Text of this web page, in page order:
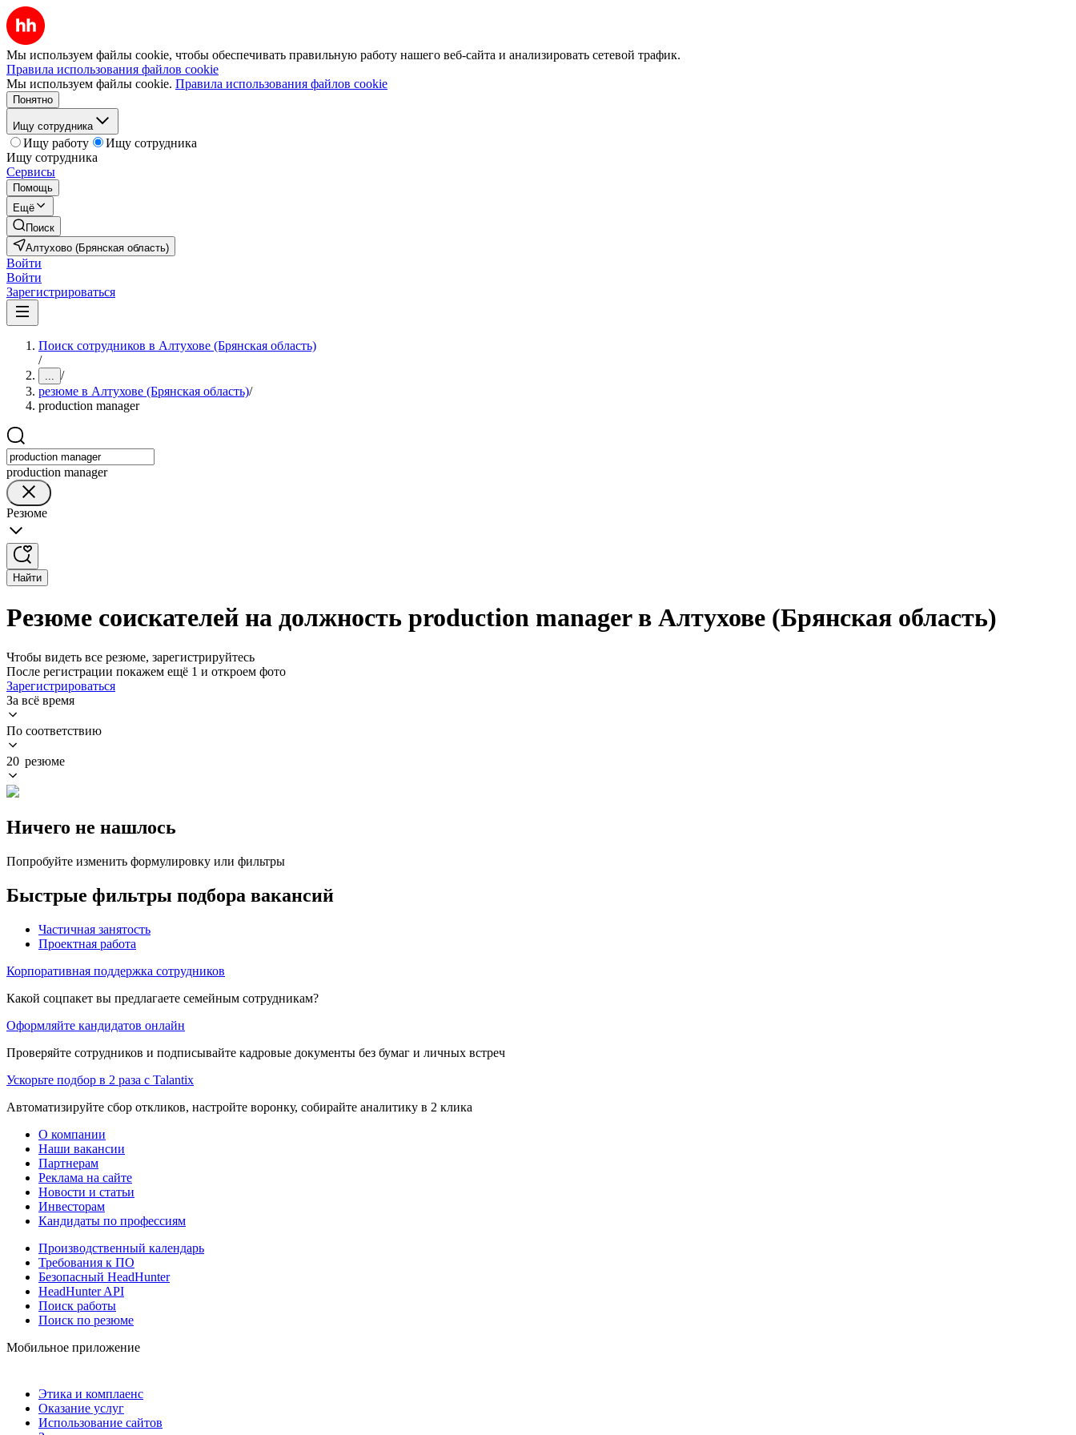
Мы используем файлы cookie, чтобы обеспечивать правильную работу нашего веб-сайта и анализировать сетевой трафик.
Правила использования файлов cookie
Мы используем файлы cookie. Правила использования файлов cookie
Понятно
Ищу сотрудника
Ищу работу
Ищу сотрудника
Ищу сотрудника
Сервисы
Помощь
Ещё
Поиск
Алтухово (Брянская область)
Войти
Войти
Зарегистрироваться
Поиск сотрудников в Алтухове (Брянская область)
/
... /
резюме в Алтухове (Брянская область)/
production manager
production manager
Резюме
Найти
Резюме соискателей на должность production manager в Алтухове (Брянская область)
Чтобы видеть все резюме, зарегистрируйтесь
После регистрации покажем ещё 1 и откроем фото
Зарегистрироваться
За всё время
По соответствию
20 резюме
Ничего не нашлось
Попробуйте изменить формулировку или фильтры
Быстрые фильтры подбора вакансий
Частичная занятость
Проектная работа
Корпоративная поддержка сотрудников
Какой соцпакет вы предлагаете семейным сотрудникам?
Оформляйте кандидатов онлайн
Проверяйте сотрудников и подписывайте кадровые документы без бумаг и личных встреч
Ускорьте подбор в 2 раза с Talantix
Автоматизируйте сбор откликов, настройте воронку, собирайте аналитику в 2 клика
О компании
Наши вакансии
Партнерам
Реклама на сайте
Новости и статьи
Инвесторам
Кандидаты по профессиям
Производственный календарь
Требования к ПО
Безопасный HeadHunter
HeadHunter API
Поиск работы
Поиск по резюме
Мобильное приложение
Этика и комплаенс
Оказание услуг
Использование сайтов